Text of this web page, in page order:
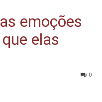
emoções
elas
0